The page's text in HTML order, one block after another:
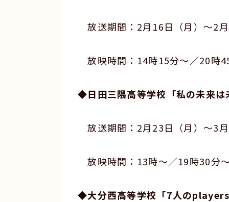
放送期間：2月16日（月）～2月
放映時間：14時15分～／20時
◆日田三隈高等学校「私の未来は
放送期間：2月23日（月）～3月
放映時間：13時～／19時30分～
◆大分西高等学校「7人のplayers